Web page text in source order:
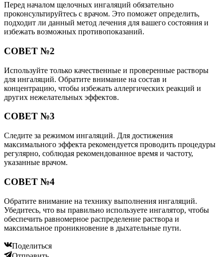
Перед началом щелочных ингаляций обязательно
проконсультируйтесь с врачом. Это поможет определить,
подходит ли данный метод лечения для вашего состояния и
избежать возможных противопоказаний.
СОВЕТ №2
Используйте только качественные и проверенные растворы
для ингаляций. Обратите внимание на состав и
концентрацию, чтобы избежать аллергических реакций и
других нежелательных эффектов.
СОВЕТ №3
Следите за режимом ингаляций. Для достижения
максимального эффекта рекомендуется проводить процедуры
регулярно, соблюдая рекомендованное время и частоту,
указанные врачом.
СОВЕТ №4
Обратите внимание на технику выполнения ингаляций.
Убедитесь, что вы правильно используете ингалятор, чтобы
обеспечить равномерное распределение раствора и
максимальное проникновение в дыхательные пути.
Поделиться